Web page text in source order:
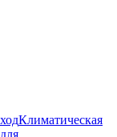
Климатическая